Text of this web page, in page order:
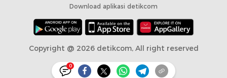
0
Download aplikasi detikcom
Copyright @ 2026 detikcom, All right reserved